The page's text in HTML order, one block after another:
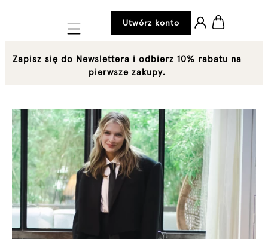
Mobile navigation
Utwórz konto
Zapisz się do Newslettera i odbierz 10% rabatu na
pierwsze zakupy.